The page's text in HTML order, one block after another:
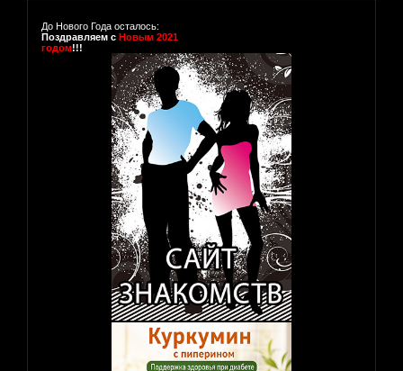
До Нового Года осталось:
Поздравляем с Новым 2021
годом!!!